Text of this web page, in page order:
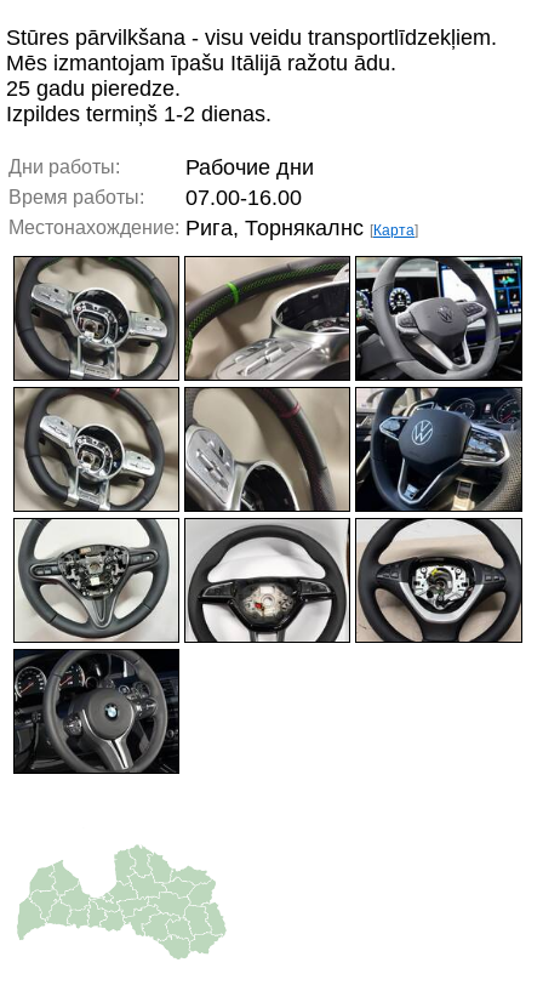
Stūres pārvilkšana - visu veidu transportlīdzekļiem.
Mēs izmantojam īpašu Itālijā ražotu ādu.
25 gadu pieredze.
Izpildes termiņš 1-2 dienas.
Дни работы: Рабочие дни
Время работы: 07.00-16.00
Местонахождение: Рига, Торнякалнс [Карта]